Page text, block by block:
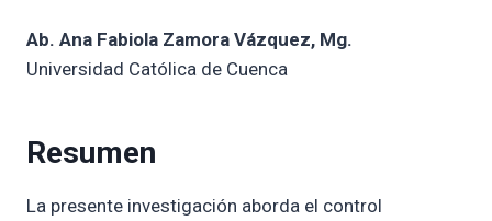
Ab. Ana Fabiola Zamora Vázquez, Mg.
Universidad Católica de Cuenca
Resumen
La presente investigación aborda el control